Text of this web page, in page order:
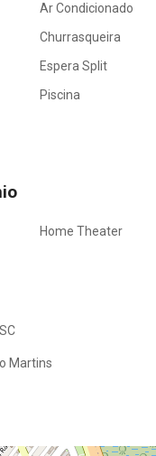
Ar Condicionado
Churrasqueira
Espera Split
Piscina
Home Theater
Martins